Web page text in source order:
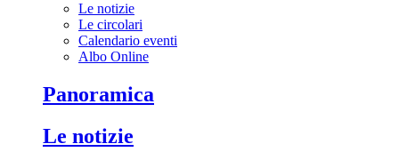
Le notizie
Le circolari
Calendario eventi
Albo Online
Panoramica
Le notizie